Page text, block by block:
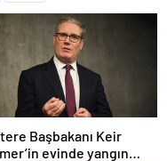
Başbakanı Keir
evinde yangın